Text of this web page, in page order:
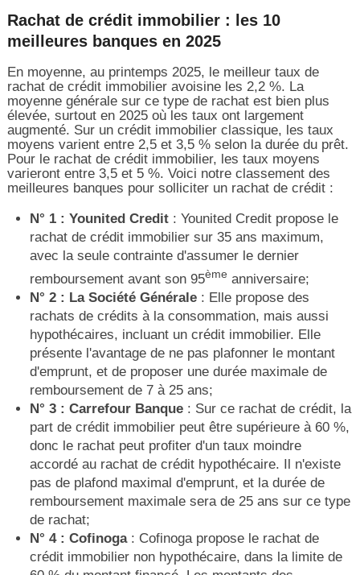
Rachat de crédit immobilier : les 10
meilleures banques en 2025
En moyenne, au printemps 2025, le meilleur taux de
rachat de crédit immobilier avoisine les 2,2 %. La
moyenne générale sur ce type de rachat est bien plus
élevée, surtout en 2025 où les taux ont largement
augmenté. Sur un crédit immobilier classique, les taux
moyens varient entre 2,5 et 3,5 % selon la durée du prêt.
Pour le rachat de crédit immobilier, les taux moyens
varieront entre 3,5 et 5 %. Voici notre classement des
meilleures banques pour solliciter un rachat de crédit :
N° 1 : Younited Credit: Younited Credit propose le
rachat de crédit immobilier sur 35 ans maximum,
avec la seule contrainte d'assumer le dernier
remboursement avant son 95ème anniversaire;
N° 2 : La Société Générale: Elle propose des
rachats de crédits à la consommation, mais aussi
hypothécaires, incluant un crédit immobilier. Elle
présente l'avantage de ne pas plafonner le montant
d'emprunt, et de proposer une durée maximale de
remboursement de 7 à 25 ans;
N° 3 : Carrefour Banque: Sur ce rachat de crédit, la
part de crédit immobilier peut être supérieure à 60 %,
donc le rachat peut profiter d'un taux moindre
accordé au rachat de crédit hypothécaire. Il n'existe
pas de plafond maximal d'emprunt, et la durée de
remboursement maximale sera de 25 ans sur ce type
de rachat;
N° 4 : Cofinoga: Cofinoga propose le rachat de
crédit immobilier non hypothécaire, dans la limite de